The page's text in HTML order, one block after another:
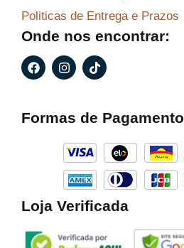
Politicas de Entrega e Prazos
Onde nos encontrar:
F
a
o
I
n
g
a
m
T
i
k
Formas de Pagamento
Loja Verificada